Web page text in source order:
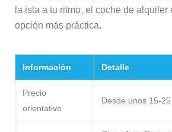
la isla a tu ritmo, el coche de alquiler
opción más práctica.
Información Detalle
Precio
orientativo
Desde unos 15-